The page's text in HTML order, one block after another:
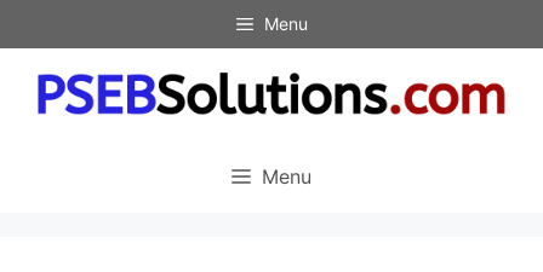
to
content
Menu
Menu